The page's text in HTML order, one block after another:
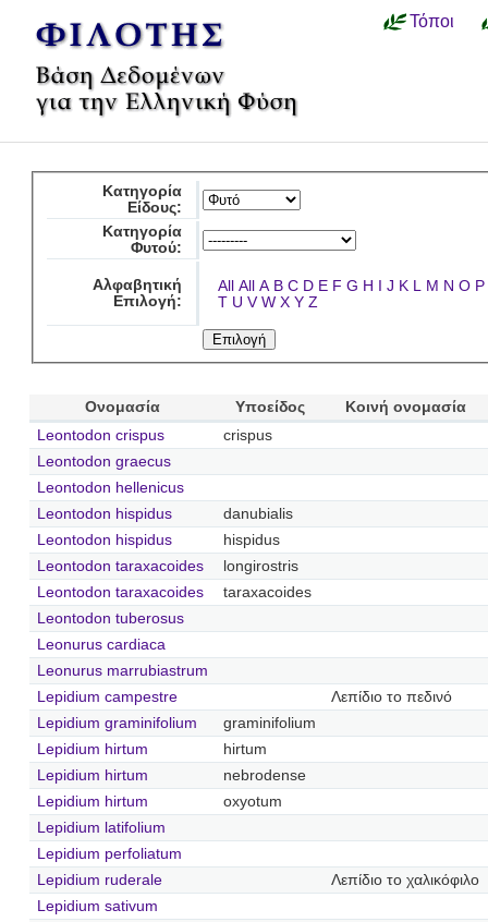
Τόποι
Κατηγορία
Είδους:
Κατηγορία
Φυτού:
Αλφαβητική
Επιλογή:
All All A B C D E F G H I J K L M N O P
T U V W X Y Z
Ονομασία Υποείδος
Κοινή ονομασία
Leontodon crispus
crispus
Leontodon graecus
Leontodon hellenicus
Leontodon hispidus
danubialis
Leontodon hispidus
hispidus
Leontodon taraxacoides
longirostris
Leontodon taraxacoides
taraxacoides
Leontodon tuberosus
Leonurus cardiaca
Leonurus marrubiastrum
Lepidium campestre
Λεπίδιο το πεδινό
Lepidium graminifolium
graminifolium
Lepidium hirtum
hirtum
Lepidium hirtum
nebrodense
Lepidium hirtum
oxyotum
Lepidium latifolium
Lepidium perfoliatum
Lepidium ruderale
Λεπίδιο το χαλικόφιλο
Lepidium sativum